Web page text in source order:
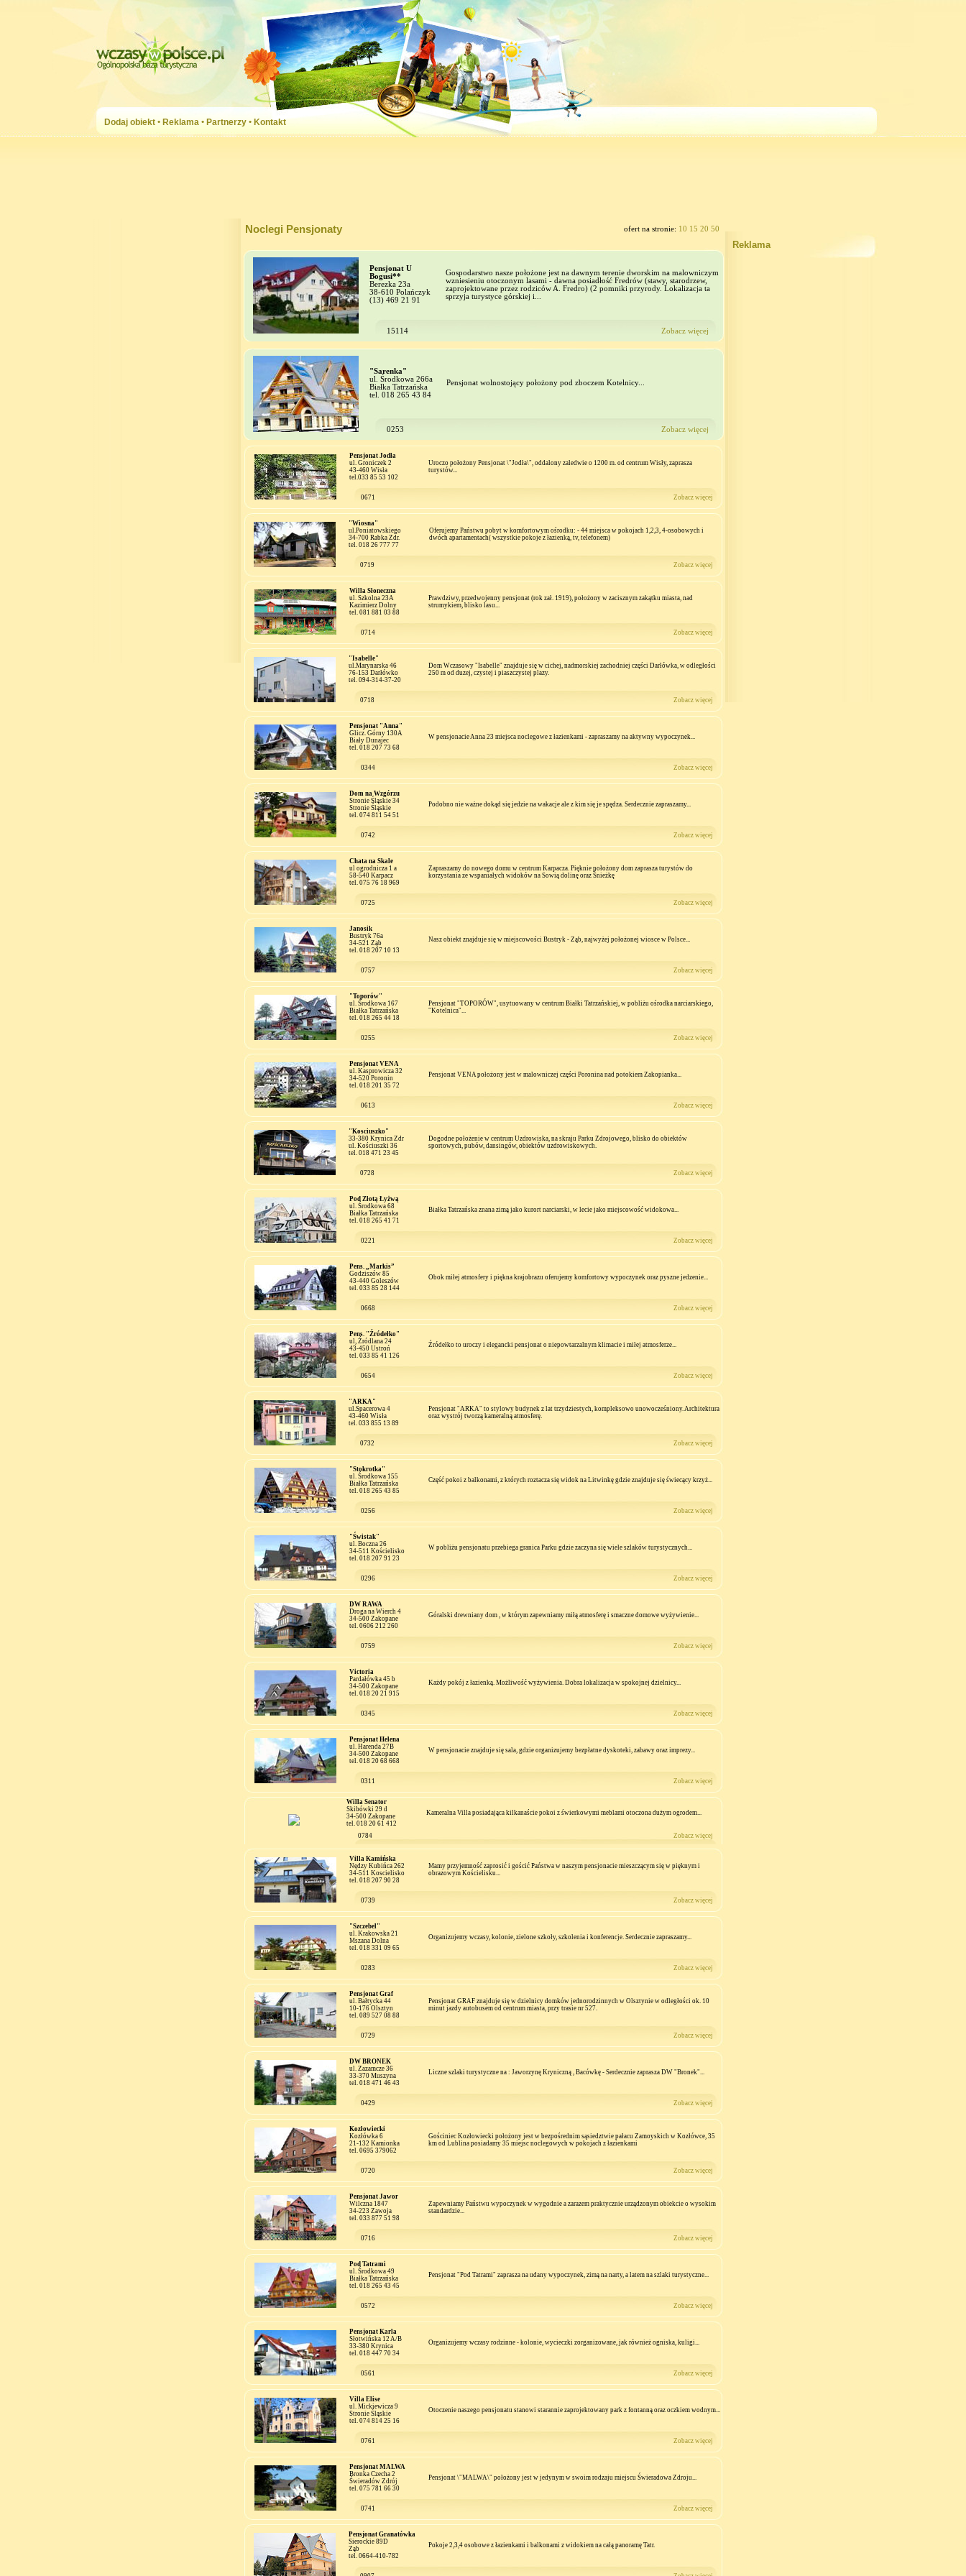
Dodaj obiekt • Reklama • Partnerzy • Kontakt
Noclegi Pensjonaty ofert na stronie: 10 15 20 50
Pensjonat U
Bogusi**
Berezka 23a
38-610 Polańczyk
(13) 469 21 91
Gospodarstwo nasze położone jest na dawnym terenie dworskim na malowniczym
wzniesieniu otoczonym lasami - dawna posiadłość Fredrów (stawy, starodrzew,
zaprojektowane przez rodziców A. Fredro) (2 pomniki przyrody. Lokalizacja ta
sprzyja turystyce górskiej i...
15114 Zobacz więcej
"Sarenka"
ul. Środkowa 266a
Białka Tatrzańska
tel. 018 265 43 84
Pensjonat wolnostojący położony pod zboczem Kotelnicy...
0253 Zobacz więcej
Pensjonat Jodła
ul. Groniczek 2
43-460 Wisła
tel.033 85 53 102
Uroczo położony Pensjonat \"Jodła\", oddalony zaledwie o 1200 m. od centrum Wisły, zaprasza
turystów...
0671 Zobacz więcej
"Wiosna"
ul.Poniatowskiego
34-700 Rabka Zdr.
tel. 018 26 777 77
Oferujemy Państwu pobyt w komfortowym ośrodku: - 44 miejsca w pokojach 1,2,3, 4-osobowych i
dwóch apartamentach( wszystkie pokoje z łazienką, tv, telefonem)
0719 Zobacz więcej
Willa Słoneczna
ul. Szkolna 23A
Kazimierz Dolny
tel. 081 881 03 88
Prawdziwy, przedwojenny pensjonat (rok zał. 1919), położony w zacisznym zakątku miasta, nad
strumykiem, blisko lasu...
0714 Zobacz więcej
"Isabelle"
ul.Marynarska 46
76-153 Darłówko
tel. 094-314-37-20
Dom Wczasowy "Isabelle" znajduje się w cichej, nadmorskiej zachodniej części Darłówka, w odległości
250 m od duzej, czystej i piaszczystej plazy.
0718 Zobacz więcej
Pensjonat "Anna"
Glicz. Górny 130A
Biały Dunajec
tel. 018 207 73 68
W pensjonacie Anna 23 miejsca noclegowe z łazienkami - zapraszamy na aktywny wypoczynek...
0344 Zobacz więcej
Dom na Wzgórzu
Stronie Śląskie 34
Stronie Śląskie
tel. 074 811 54 51
Podobno nie ważne dokąd się jedzie na wakacje ale z kim się je spędza. Serdecznie zapraszamy...
0742 Zobacz więcej
Chata na Skale
ul ogrodnicza 1 a
58-540 Karpacz
tel. 075 76 18 969
Zapraszamy do nowego domu w centrum Karpacza. Pięknie położony dom zaprasza turystów do
korzystania ze wspaniałych widoków na Sowią dolinę oraz Śnieżkę
0725 Zobacz więcej
Janosik
Bustryk 76a
34-521 Ząb
tel. 018 207 10 13
Nasz obiekt znajduje się w miejscowości Bustryk - Ząb, najwyżej położonej wiosce w Polsce...
0757 Zobacz więcej
"Toporów"
ul. Środkowa 167
Białka Tatrzańska
tel. 018 265 44 18
Pensjonat "TOPORÓW", usytuowany w centrum Białki Tatrzańskiej, w pobliżu ośrodka narciarskiego,
"Kotelnica"...
0255 Zobacz więcej
Pensjonat VENA
ul. Kasprowicza 32
34-520 Poronin
tel. 018 201 35 72
Pensjonat VENA położony jest w malowniczej części Poronina nad potokiem Zakopianka...
0613 Zobacz więcej
"Kosciuszko"
33-380 Krynica Zdr
ul. Kościuszki 36
tel. 018 471 23 45
Dogodne położenie w centrum Uzdrowiska, na skraju Parku Zdrojowego, blisko do obiektów
sportowych, pubów, dansingów, obiektów uzdrowiskowych.
0728 Zobacz więcej
Pod Złotą Łyżwą
ul. Środkowa 68
Białka Tatrzańska
tel. 018 265 41 71
Białka Tatrzańska znana zimą jako kurort narciarski, w lecie jako miejscowość widokowa...
0221 Zobacz więcej
Pens. „Markis”
Godziszów 85
43-440 Goleszów
tel. 033 85 28 144
Obok miłej atmosfery i piękna krajobrazu oferujemy komfortowy wypoczynek oraz pyszne jedzenie...
0668 Zobacz więcej
Pens. "Źródełko"
ul, Źródlana 24
43-450 Ustroń
tel. 033 85 41 126
Źródełko to uroczy i elegancki pensjonat o niepowtarzalnym klimacie i miłej atmosferze...
0654 Zobacz więcej
"ARKA"
ul.Spacerowa 4
43-460 Wisła
tel. 033 855 13 89
Pensjonat "ARKA" to stylowy budynek z lat trzydziestych, kompleksowo unowocześniony. Architektura
oraz wystrój tworzą kameralną atmosferę.
0732 Zobacz więcej
"Stokrotka"
ul. Środkowa 155
Białka Tatrzańska
tel. 018 265 43 85
Część pokoi z balkonami, z których roztacza się widok na Litwinkę gdzie znajduje się świecący krzyż...
0256 Zobacz więcej
"Świstak"
ul. Boczna 26
34-511 Kościelisko
tel. 018 207 91 23
W pobliżu pensjonatu przebiega granica Parku gdzie zaczyna się wiele szlaków turystycznych...
0296 Zobacz więcej
DW RAWA
Droga na Wierch 4
34-500 Zakopane
tel. 0606 212 260
Góralski drewniany dom , w którym zapewniamy miłą atmosferę i smaczne domowe wyżywienie...
0759 Zobacz więcej
Victoria
Pardałówka 45 b
34-500 Zakopane
tel. 018 20 21 915
Każdy pokój z łazienką. Możliwość wyżywienia. Dobra lokalizacja w spokojnej dzielnicy...
0345 Zobacz więcej
Pensjonat Helena
ul. Harenda 27B
34-500 Zakopane
tel. 018 20 68 668
W pensjonacie znajduje się sala, gdzie organizujemy bezpłatne dyskoteki, zabawy oraz imprezy...
0311 Zobacz więcej
Willa Senator
Skibówki 29 d
34-500 Zakopane
tel. 018 20 61 412
Kameralna Villa posiadająca kilkanaście pokoi z świerkowymi meblami otoczona dużym ogrodem...
0784 Zobacz więcej
Villa Kamińska
Nędzy Kubińca 262
34-511 Koscielisko
tel. 018 207 90 28
Mamy przyjemność zaprosić i gościć Państwa w naszym pensjonacie mieszczącym się w pięknym i
obrazowym Kościelisku...
0739 Zobacz więcej
"Szczebel"
ul. Krakowska 21
Mszana Dolna
tel. 018 331 09 65
Organizujemy wczasy, kolonie, zielone szkoły, szkolenia i konferencje. Serdecznie zapraszamy...
0283 Zobacz więcej
Pensjonat Graf
ul. Bałtycka 44
10-176 Olsztyn
tel. 089 527 08 88
Pensjonat GRAF znajduje się w dzielnicy domków jednorodzinnych w Olsztynie w odległości ok. 10
minut jazdy autobusem od centrum miasta, przy trasie nr 527.
0729 Zobacz więcej
DW BRONEK
ul. Zazamcze 36
33-370 Muszyna
tel. 018 471 46 43
Liczne szlaki turystyczne na : Jaworzynę Kryniczną , Bacówkę - Serdecznie zaprasza DW "Bronek"...
0429 Zobacz więcej
Kozłowiecki
Kozłówka 6
21-132 Kamionka
tel. 0695 379062
Gościniec Kozłowiecki położony jest w bezpośrednim sąsiedztwie pałacu Zamoyskich w Kozłówce, 35
km od Lublina posiadamy 35 miejsc noclegowych w pokojach z łazienkami
0720 Zobacz więcej
Pensjonat Jawor
Wilczna 1847
34-223 Zawoja
tel. 033 877 51 98
Zapewniamy Państwu wypoczynek w wygodnie a zarazem praktycznie urządzonym obiekcie o wysokim
standardzie...
0716 Zobacz więcej
Pod Tatrami
ul. Środkowa 49
Białka Tatrzańska
tel. 018 265 43 45
Pensjonat "Pod Tatrami" zaprasza na udany wypoczynek, zimą na narty, a latem na szlaki turystyczne...
0572 Zobacz więcej
Pensjonat Karla
Słotwińska 12 A/B
33-380 Krynica
tel. 018 447 70 34
Organizujemy wczasy rodzinne - kolonie, wycieczki zorganizowane, jak również ogniska, kuligi...
0561 Zobacz więcej
Villa Elise
ul. Mickiewicza 9
Stronie Śląskie
tel. 074 814 25 16
Otoczenie naszego pensjonatu stanowi starannie zaprojektowany park z fontanną oraz oczkiem wodnym...
0761 Zobacz więcej
Pensjonat MALWA
Bronka Czecha 2
Świeradów Zdrój
tel. 075 781 66 30
Pensjonat \"MALWA\" położony jest w jedynym w swoim rodzaju miejscu Świeradowa Zdroju...
0741 Zobacz więcej
Pensjonat Granatówka
Sierockie 89D
Ząb
tel. 0664-410-782
Pokoje 2,3,4 osobowe z łazienkami i balkonami z widokiem na całą panoramę Tatr.
Reklama